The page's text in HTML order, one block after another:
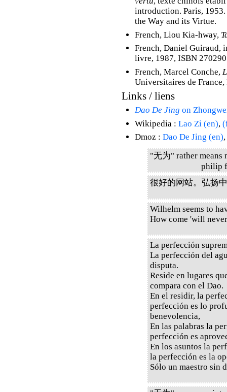
introduction. Paris,
the Way and its Virtue.
French, Liou Kia-hway,
French, Daniel Guiraud,
livre, 1987, ISBN
French, Marcel Conche,
Universitaires de
Links / liens
Dao De Jing on
Wikipedia : Lao Zi (en),
Dmoz : Dao De Jing (en),
"无为" rather means
philip
很好的网站。弘扬
Wilhelm seems to
How come 'will
La perfección
La perfección del
disputa.
Reside en lugares
compara con el Dao.
En el residir, la
perfección es lo
benevolencia,
En las palabras la
perfección es
En los asuntos la
la perfección es la
Sólo un maestro sin